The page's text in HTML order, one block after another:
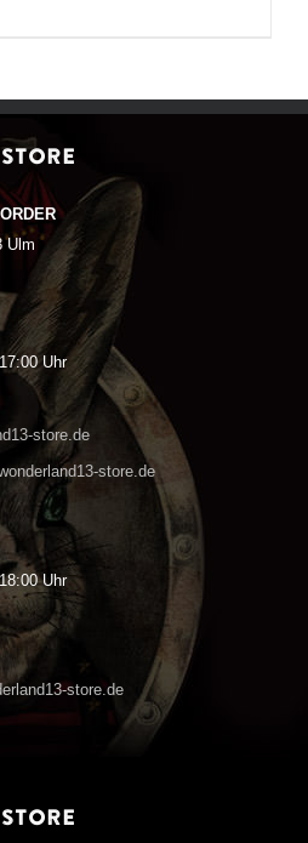
Ulm
Uhr
store.de
store.de
Uhr
store.de